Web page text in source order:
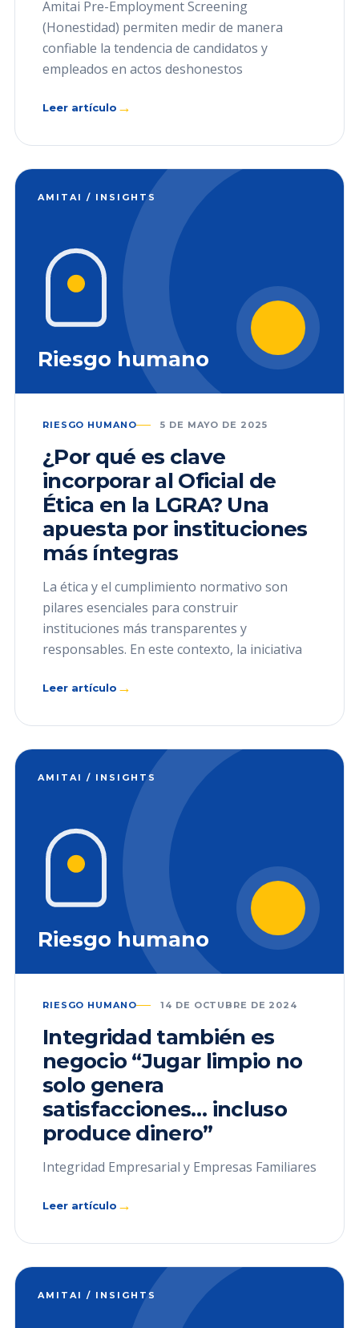
Amitai Pre-Employment Screening
(Honestidad) permiten medir de manera
confiable la tendencia de candidatos y
empleados en actos deshonestos
Leer artículo →
AMITAI / INSIGHTS
Riesgo humano
RIESGO HUMANO 5 DE MAYO DE 2025
¿Por qué es clave
incorporar al Oficial de
Ética en la LGRA? Una
apuesta por instituciones
más íntegras
La ética y el cumplimiento normativo son
pilares esenciales para construir
instituciones más transparentes y
responsables. En este contexto, la iniciativa
Leer artículo →
AMITAI / INSIGHTS
Riesgo humano
RIESGO HUMANO 14 DE OCTUBRE DE 2024
Integridad también es
negocio “Jugar limpio no
solo genera
satisfacciones… incluso
produce dinero”
Integridad Empresarial y Empresas Familiares
Leer artículo →
AMITAI / INSIGHTS